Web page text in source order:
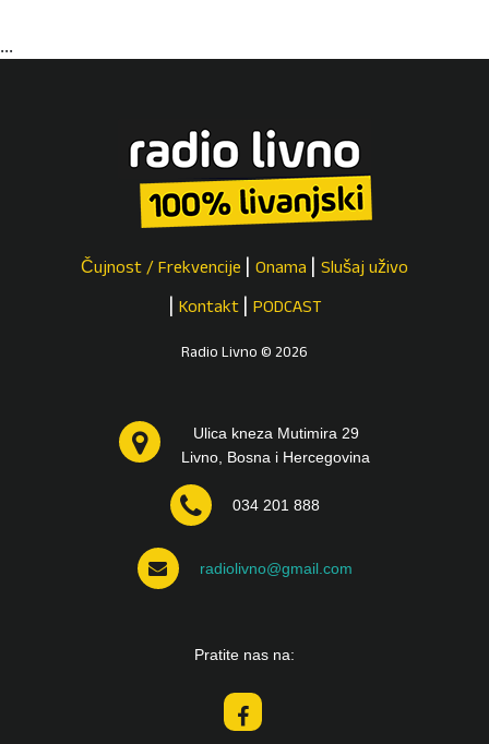
...
Čujnost / Frekvencije Onama Slušaj uživo
Kontakt PODCAST
Radio Livno © 2026
Ulica kneza Mutimira 29
Livno, Bosna i Hercegovina
034 201 888
radiolivno@gmail.com
Pratite nas na: